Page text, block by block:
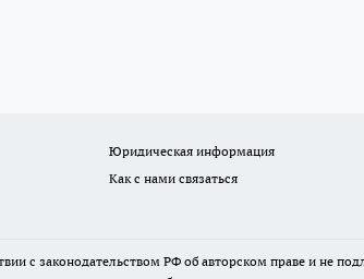
Юридическая информация
Как с нами связаться
с законодательством РФ об авторском праве и не